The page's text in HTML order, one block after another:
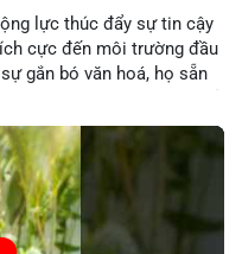
lực thúc đẩy sự tin cậy
cực đến môi trường đầu
gắn bó văn hoá, họ sẵn
Sự tăng cường niềm
thiện chi phí vốn và thúc
công nghệ tài chính. Các
để xây dựng chiến lược
tư.